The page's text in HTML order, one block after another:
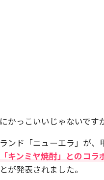
かっこいいじゃないです
ンド「ニューエラ」が、
「キンミヤ焼酎」とのコ
が発表されました。